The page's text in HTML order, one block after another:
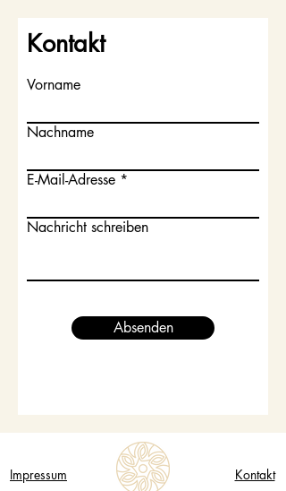
Kontakt
Vorname
Nachname
E-Mail-Adresse
Nachricht schreiben
Absenden
Impressum
Kontakt